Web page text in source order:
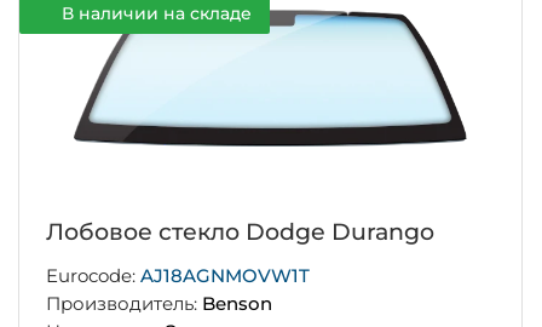
В наличии на складе
Лобовое стекло Dodge Durango
Eurocode:AJ18AGNMOVW1T
Производитель: Benson